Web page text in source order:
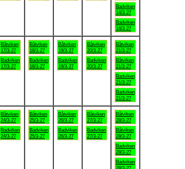
Badviken
14/3-27
Badviken
14/3-27
Båtviken
17/3-27
Badviken
17/3-27
Båtviken
18/3-27
Badviken
18/3-27
Båtviken
19/3-27
Badviken
19/3-27
Båtviken
20/3-27
Badviken
20/3-27
Båtviken
21/3-27
Båtviken
21/3-27
Badviken
21/3-27
Badviken
21/3-27
Båtviken
24/3-27
Badviken
24/3-27
Båtviken
25/3-27
Badviken
25/3-27
Båtviken
26/3-27
Badviken
26/3-27
Båtviken
27/3-27
Badviken
27/3-27
Båtviken
28/3-27
Båtviken
28/3-27
Badviken
28/3-27
Badviken
28/3-27